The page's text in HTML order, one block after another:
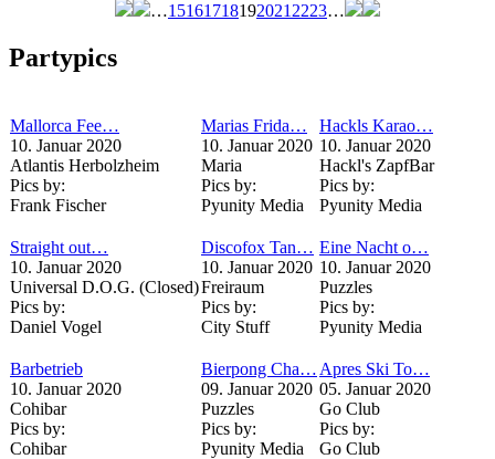
…15161718192021 2223…
Partypics
Mallorca Fee…
10. Januar 2020
Atlantis Herbolzheim
Pics by:
Frank Fischer
Marias Frida…
10. Januar 2020
Maria
Pics by:
Pyunity Media
Hackls Karao…
10. Januar 2020
Hackl's ZapfBar
Pics by:
Pyunity Media
Straight out…
10. Januar 2020
Universal D.O.G. (Closed)
Pics by:
Daniel Vogel
Discofox Tan…
10. Januar 2020
Freiraum
Pics by:
City Stuff
Eine Nacht o…
10. Januar 2020
Puzzles
Pics by:
Pyunity Media
Barbetrieb
10. Januar 2020
Cohibar
Pics by:
Cohibar
Bierpong Cha…
09. Januar 2020
Puzzles
Pics by:
Pyunity Media
Apres Ski To…
05. Januar 2020
Go Club
Pics by:
Go Club